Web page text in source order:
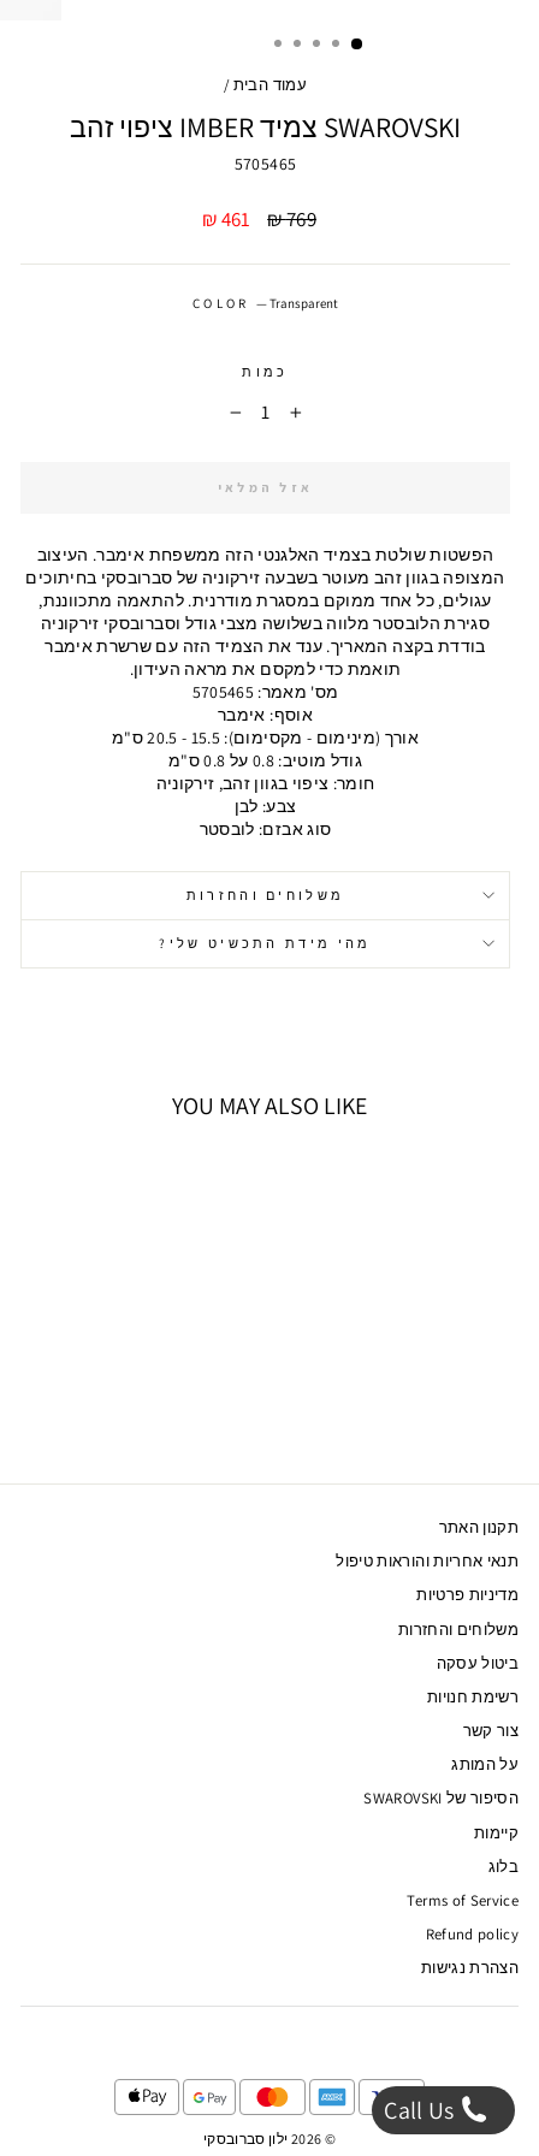
עמוד הבית /
SWAROVSKI צמיד IMBER ציפוי זהב
5705465
מחיר
769 ₪
מחיר
461 ₪
COLOR —Transparent
כמות
+
אזל המלאי
הפשטות שולטת בצמיד האלגנטי הזה ממשפחת אימבר. העיצוב
המצופה בגוון זהב מעוטר בשבעה זירקוניה של סברובסקי בחיתוכים
עגולים, כל אחד ממוקם במסגרת מודרנית. להתאמה מתכווננת,
סגירת הלובסטר מלווה בשלושה מצבי גודל וסברובסקי זירקוניה
בודדת בקצה המאריך. ענד את הצמיד הזה עם שרשרת אימבר
תואמת כדי למקסם את מראה העידון.
מס' מאמר: 5705465
אוסף: אימבר
אורך (מינימום - מקסימום): 15.5 - 20.5 ס"מ
גודל מוטיב: 0.8 על 0.8 ס"מ
חומר: ציפוי בגוון זהב, זירקוניה
צבע: לבן
סוג אבזם: לובסטר
משלוחים והחזרות
מהי מידת התכשיט שלי?
YOU MAY ALSO LIKE
תקנון האתר
תנאי אחריות והוראות טיפול
מדיניות פרטיות
משלוחים והחזרות
ביטול עסקה
רשימת חנויות
צור קשר
על המותג
הסיפור של SWAROVSKI
קיימות
בלוג
Terms of Service
Refund policy
הצהרת נגישות
© 2026 ילון סברובסקי